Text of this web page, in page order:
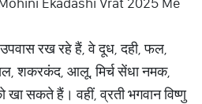
उपवास रख रहे हैं, वे दूध, दही, फल,
शकरकंद, आलू, मिर्च सेंधा नमक,
खा सकते हैं। वहीं, व्रती भगवान विष्णु